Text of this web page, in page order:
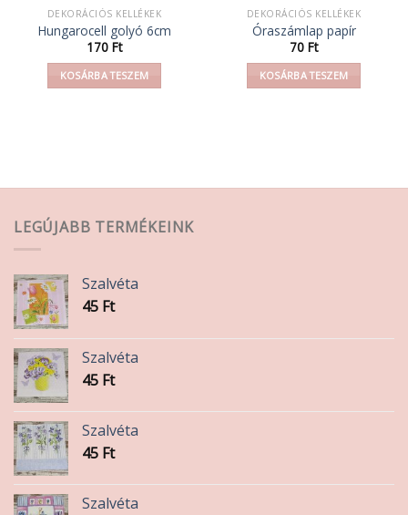
DEKORÁCIÓS KELLÉKEK
Hungarocell golyó 6cm
170 Ft
KOSÁRBA TESZEM
DEKORÁCIÓS KELLÉKEK
Óraszámlap papír
70 Ft
KOSÁRBA TESZEM
LEGÚJABB TERMÉKEINK
Szalvéta
45 Ft
Szalvéta
45 Ft
Szalvéta
45 Ft
Szalvéta